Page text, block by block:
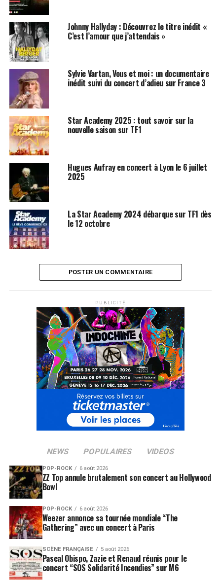
SUJETS ASSOCIÉS: JADE HALLYDAY
JOHNNY HALLYDAY
LAETICIA HALLYDAY
NIKOS ALIAGAS
Johnny Hallyday : Découvrez le titre inédit «
C’est l’amour que j’attendais »
Sylvie Vartan, Vous et moi : un documentaire
inédit suivi du concert d’adieu sur France 3
Star Academy 2025 : tout savoir sur la
nouvelle saison sur TF1
Hugues Aufray en concert à Lyon le 6 juillet
2025
La Star Academy 2024 débarque sur TF1 dès
le 12 octobre
POSTER UN COMMENTAIRE
PUBLICITÉ
NEWS POPULAIRES VIDEOS
POP-ROCK 6 août 2026
ZZ Top annule brutalement son concert au Hollywood
Bowl
POP-ROCK 6 août 2026
Weezer annonce sa tournée mondiale “The
Gathering” avec un concert à Paris
SCÈNE FRANÇAISE 5 août 2026
Pascal Obispo, Zazie et Renaud réunis pour le
concert “SOS Solidarité Incendies” sur M6